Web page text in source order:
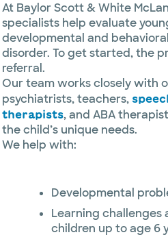
At Baylor Scott & White
specialists help evaluate
developmental and
disorder. To get started, the
referral.
Our team works closely with
psychiatrists, teachers,
therapists, and ABA
the child’s unique needs.
We help with:
Developmental
Learning
children up to age 6